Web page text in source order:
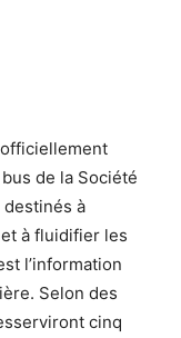
de la Société
destinés à
à fluidifier les
l’information
Selon des
cinq